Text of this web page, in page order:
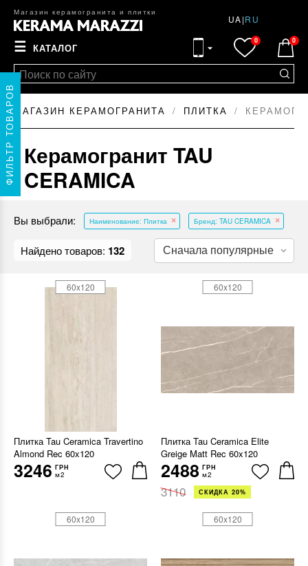
Магазин керамогранита и плитки
UA|RU
☰ КАТАЛОГ
0 0
МАГАЗИН КЕРАМОГРАНИТА ПЛИТКА
Керамогранит TAU
CERAMICA
Вы выбрали: Наименование: Плитка Бренд: TAU CERAMICA
Найдено товаров: 132
Плитка Tau Ceramica Travertino
Almond Rec 60x120
3246 ГРН
м2
60x120
Плитка Tau Ceramica Elite
Greige Matt Rec 60x120
2488 ГРН
м2
3110 СКИДКА 20%
60x120
60x120 60x120
ФИЛЬТР ТОВАРОВ